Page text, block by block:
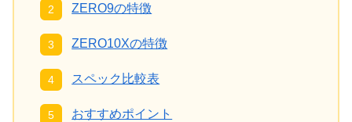
ZERO9の特徴
ZERO10Xの特徴
スペック比較表
おすすめポイント